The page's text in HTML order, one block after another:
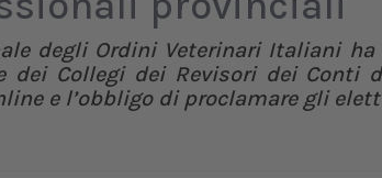
degli Ordini Veterinari Italiani
dei Collegi dei Revisori dei Conti
e l’obbligo di proclamare gli